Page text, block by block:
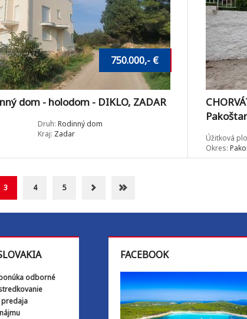
dom - holodom - DIKLO, ZADAR
750.000,- €
Druh: Rodinný dom
Kraj: Zadar Úžitková
Okres:
3 4 5
odborné
predaja
FACEBOOK